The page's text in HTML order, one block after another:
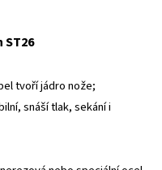
tvoří jádro nože;
snáší tlak, sekání i